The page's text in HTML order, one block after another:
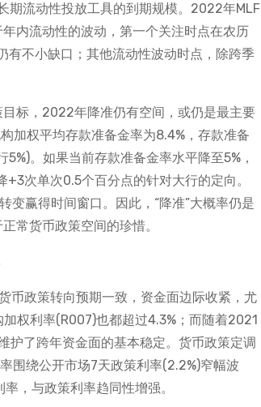
期流动性投放工具的到期规模。2022年MLF
内流动性的波动，第一个关注时点在农历
有不小缺口；其他流动性波动时点，除跨季
标，2022年降准仍有空间，或仍是最主要
加权平均存款准备金率为8.4%，存款准备
。如果当前存款准备金率水平降至5%，
次单次0.5个百分点的针对大行的定向。
赢得时间窗口。因此，“降准”大概率仍是
常货币政策空间的珍惜。
币政策转向预期一致，资金面边际收紧，尤
权利率(R007)也都超过4.3%；而随着2021
护了跨年资金面的基本稳定。货币政策定调
围绕公开市场7天政策利率(2.2%)窄幅波
，与政策利率趋同性增强。